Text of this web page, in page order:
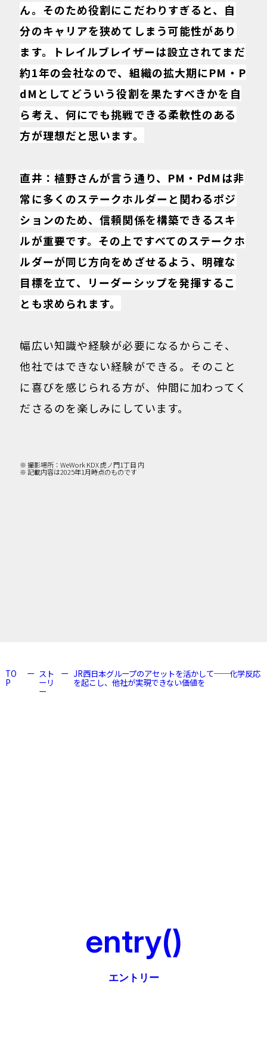
ん。そのため役割にこだわりすぎると、自
分のキャリアを狭めてしまう可能性があり
ます。トレイルブレイザーは設立されてまだ
約1年の会社なので、組織の拡大期にPM・P
dMとしてどういう役割を果たすべきかを自
ら考え、何にでも挑戦できる柔軟性のある
方が理想だと思います。
直井：植野さんが言う通り、PM・PdMは非
常に多くのステークホルダーと関わるポジ
ションのため、信頼関係を構築できるスキ
ルが重要です。その上ですべてのステークホ
ルダーが同じ方向をめざせるよう、明確な
目標を立て、リーダーシップを発揮するこ
とも求められます。
幅広い知識や経験が必要になるからこそ、
他社ではできない経験ができる。そのこと
に喜びを感じられる方が、仲間に加わってく
ださるのを楽しみにしています。
※ 撮影場所：WeWork KDX 虎ノ門1丁目 内
※ 記載内容は2025年1月時点のものです
TO
P
スト
ーリ
ー
JR西日本グループのアセットを活かして──化学反応
を起こし、他社が実現できない価値を
entry()
エントリー